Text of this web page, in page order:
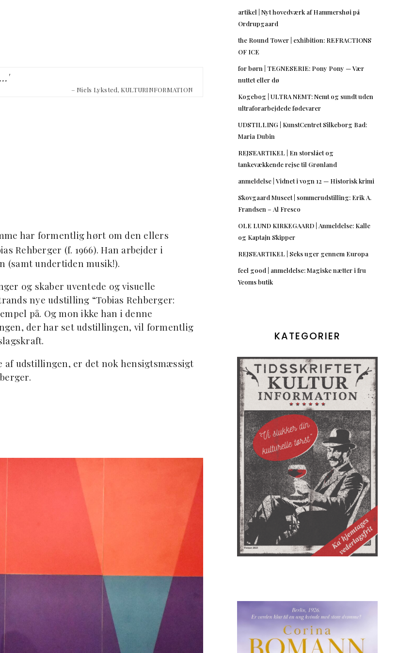
– Niels Lyksted, KULTURINFORMATION
har formentlig hørt om den ellers
Rehberger (f. 1966). Han arbejder i
(samt undertiden musik!).
og skaber uventede og visuelle
nye udstilling “Tobias Rehberger:
på. Og mon ikke han i denne
der har set udstillingen, vil formentlig
af udstillingen, er det nok hensigtsmæssigt
artikel | Nyt hovedværk af Hammershøi på
Ordrupgaard
the Round Tower | exhibition: REFRACTIONS
OF ICE
for børn | TEGNESERIE: Pony Pony — Vær
nuttet eller dø
Kogebog | ULTRA NEMT: Nemt og sundt uden
ultraforarbejdede fødevarer
UDSTILLING | KunstCentret Silkeborg Bad:
Maria Dubin
REJSEARTIKEL | En storslået og
tankevækkende rejse til Grønland
anmeldelse | Vidnet i vogn 12 — Historisk krimi
Skovgaard Museet | sommerudstilling: Erik A.
Frandsen – Al Fresco
OLE LUND KIRKEGAARD | Anmeldelse: Kalle
og Kaptajn Skipper
REJSEARTIKEL | Seks uger gennem Europa
feel good | anmeldelse: Magiske nætter i fru
Yeoms butik
KATEGORIER